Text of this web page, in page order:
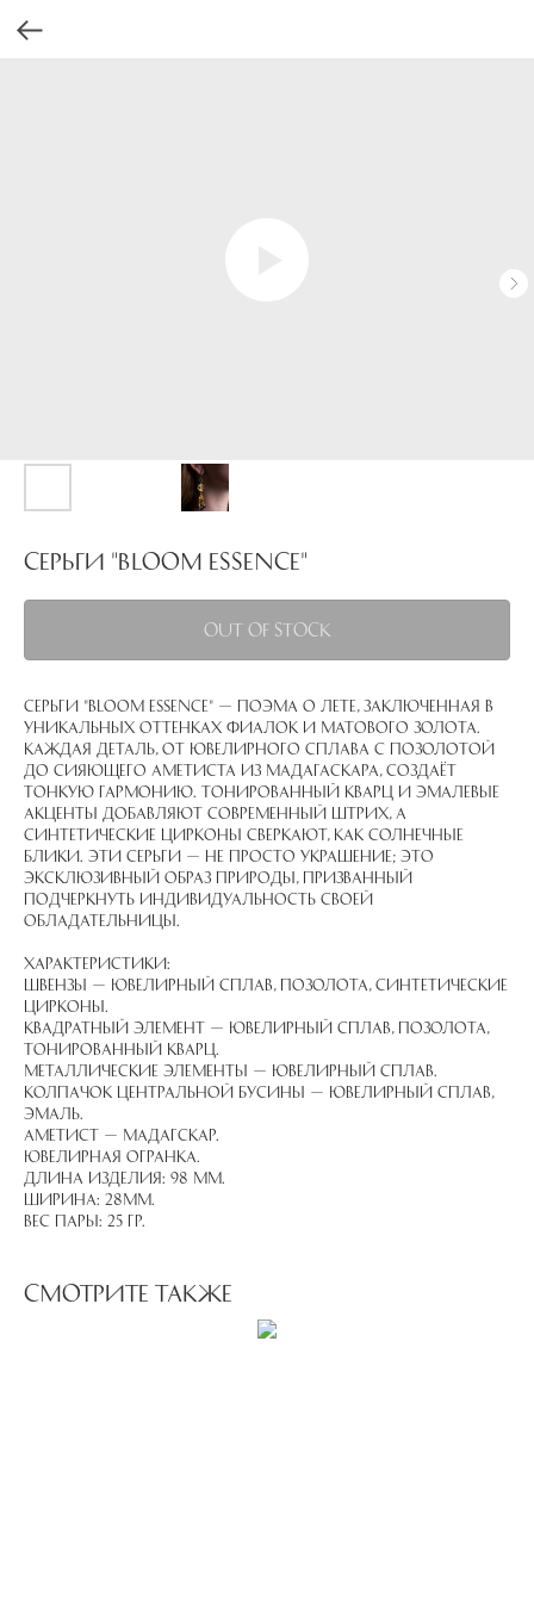
Серьги "Bloom essence"
Out of stock
Серьги "Bloom essence" — поэма о лете, заключенная в
уникальных оттенках фиалок и матового золота.
Каждая деталь, от ювелирного сплава с позолотой
до сияющего аметиста из Мадагаскара, создаёт
тонкую гармонию. Тонированный кварц и эмалевые
акценты добавляют современный штрих, а
синтетические цирконы сверкают, как солнечные
блики. Эти серьги — не просто украшение; это
эксклюзивный образ природы, призванный
подчеркнуть индивидуальность своей
обладательницы.
Характеристики:
Швензы — ювелирный сплав, позолота, синтетические
цирконы.
Квадратный элемент — ювелирный сплав, позолота,
тонированный кварц.
Металлические элементы — ювелирный сплав.
Колпачок центральной бусины — ювелирный сплав,
эмаль.
Аметист — Мадагскар.
Ювелирная огранка.
Длина изделия: 98 мм.
Ширина: 28мм.
Вес пары: 25 гр.
Смотрите также